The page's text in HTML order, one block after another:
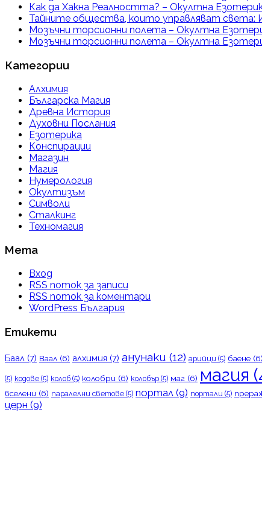
Как да Хакна Реалността? – Окултна
Тайните общества, които управляват света:
Мозъчни торсионни полета – Окултна
Мозъчни торсионни полета – Окултна
Категории
Алхимия
Българска Магия
Древна История
Духовни Послания
Езотерика
Конспирации
Магазин
Магия
Нумерология
Окултизъм
Символи
Сталкинг
Техномагия
Мета
Вход
RSS поток за записи
RSS поток за коментари
WordPress България
Етикети
Баал (7) Ваал (6) алхимия (7) анунаки (12) арийци (5) баене (6)
(5) кодове (5) колоб (5) колобри (6) колобър (5) маг (6) магия
вселени (6) паралелни светове (5) портал (9) портали (5)
церн (9)